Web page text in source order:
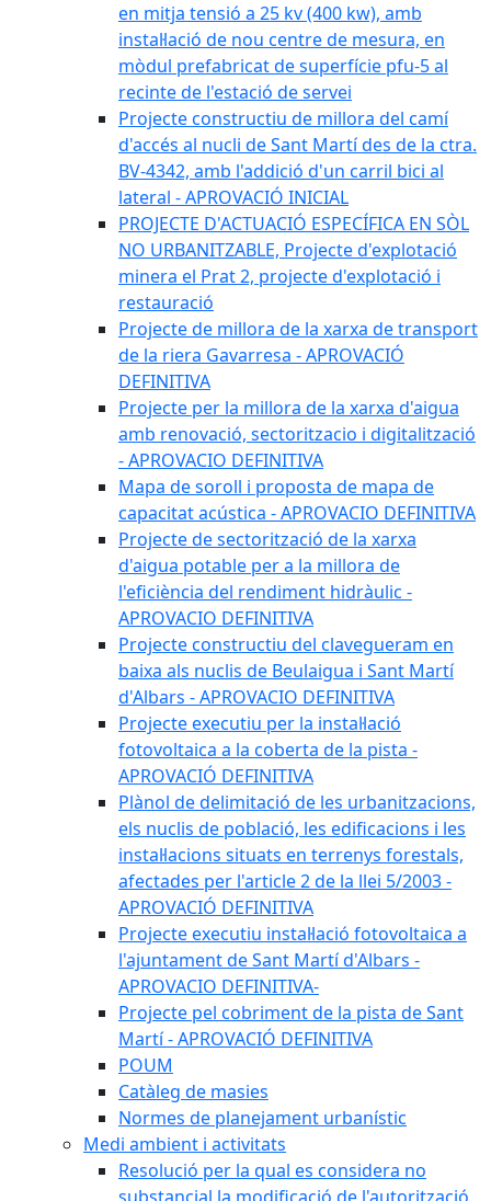
en mitja tensió a 25 kv (400 kw), amb
instal·lació de nou centre de mesura, en
mòdul prefabricat de superfície pfu-5 al
recinte de l'estació de servei
Projecte constructiu de millora del camí
d'accés al nucli de Sant Martí des de la ctra.
BV-4342, amb l'addició d'un carril bici al
lateral - APROVACIÓ INICIAL
PROJECTE D'ACTUACIÓ ESPECÍFICA EN SÒL
NO URBANITZABLE, Projecte d'explotació
minera el Prat 2, projecte d'explotació i
restauració
Projecte de millora de la xarxa de transport
de la riera Gavarresa - APROVACIÓ
DEFINITIVA
Projecte per la millora de la xarxa d'aigua
amb renovació, sectoritzacio i digitalització
- APROVACIO DEFINITIVA
Mapa de soroll i proposta de mapa de
capacitat acústica - APROVACIO DEFINITIVA
Projecte de sectorització de la xarxa
d'aigua potable per a la millora de
l'eficiència del rendiment hidràulic -
APROVACIO DEFINITIVA
Projecte constructiu del clavegueram en
baixa als nuclis de Beulaigua i Sant Martí
d'Albars - APROVACIO DEFINITIVA
Projecte executiu per la instal·lació
fotovoltaica a la coberta de la pista -
APROVACIÓ DEFINITIVA
Plànol de delimitació de les urbanitzacions,
els nuclis de població, les edificacions i les
instal·lacions situats en terrenys forestals,
afectades per l'article 2 de la llei 5/2003 -
APROVACIÓ DEFINITIVA
Projecte executiu instal·lació fotovoltaica a
l'ajuntament de Sant Martí d'Albars -
APROVACIO DEFINITIVA-
Projecte pel cobriment de la pista de Sant
Martí - APROVACIÓ DEFINITIVA
POUM
Catàleg de masies
Normes de planejament urbanístic
Medi ambient i activitats
Resolució per la qual es considera no